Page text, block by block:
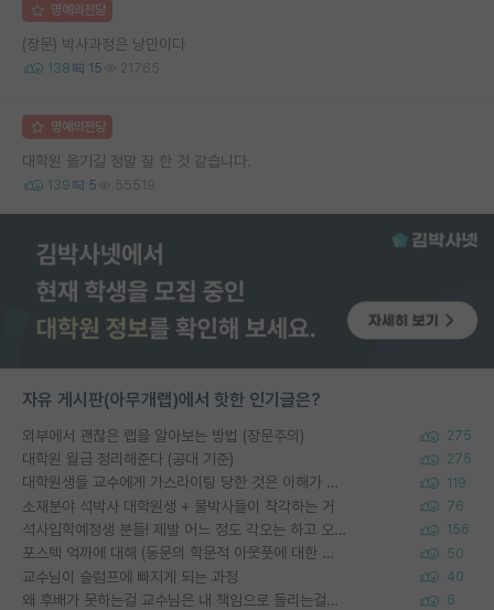
명예의전당
(장문) 박사과정은 낭만이다
138 15 21765
명예의전당
대학원 옮기길 정말 잘 한 것 같습니다.
139 5 55519
자유 게시판(아무개랩)에서 핫한 인기글은?
외부에서 괜찮은 랩을 알아보는 방법 (장문주의) 275
대학원 월급 정리해준다 (공대 기준) 275
대학원생들 교수에게 가스라이팅 당한 것은 이해가 갑니다. 안타깝네요. 119
소재분야 석박사 대학원생 + 물박사들이 착각하는 거 76
석사입학예정생 분들! 제발 어느 정도 각오는 하고 오세요. 156
포스텍 억까에 대해 (동문의 학문적 아웃풋에 대한 반박) 50
교수님이 슬럼프에 빠지게 되는 과정 40
왜 후배가 못하는걸 교수님은 내 책임으로 돌리는걸까요? 6